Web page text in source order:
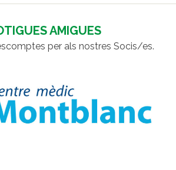
AMIGUES
per als nostres Socis/es.